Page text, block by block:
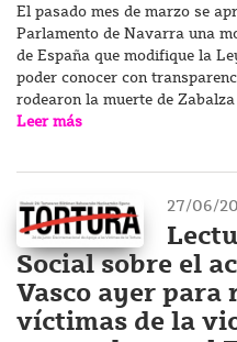
El pasado mes de marzo se
Parlamento de Navarra una
de España que modifique la
poder conocer con
rodearon la muerte de Zabalza
Leer más
27/06/
Social sobre el
Vasco ayer para
víctimas de la